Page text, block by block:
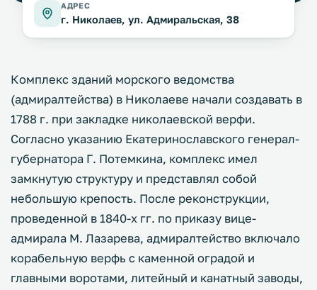
АДРЕС
г. Николаев, ул. Адмиральская, 38
Комплекс зданий морского ведомства
(адмиралтейства) в Николаеве начали создавать в
1788 г. при закладке николаевской верфи.
Согласно указанию Екатеринославского генерал-
губернатора Г. Потемкина, комплекс имел
замкнутую структуру и представлял собой
небольшую крепость. После реконструкции,
проведенной в 1840-х гг. по приказу вице-
адмирала М. Лазарева, адмиралтейство включало
корабельную верфь с каменной оградой и
главными воротами, литейный и канатный заводы,